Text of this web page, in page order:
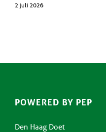
2 juli 2026
POWERED BY PEP
Den Haag Doet